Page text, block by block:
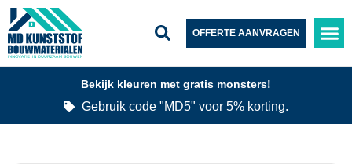
OFFERTE AANVRAGEN
Bekijk kleuren met gratis monsters!
Gebruik code "MD5" voor 5% korting.